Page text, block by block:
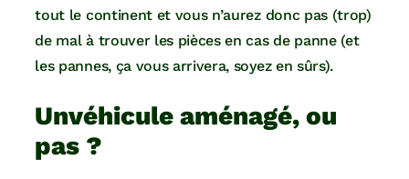
tout le continent et vous n’aurez donc pas (trop)
de mal à trouver les pièces en cas de panne (et
les pannes, ça vous arrivera, soyez en sûrs).
Unvéhicule aménagé, ou
pas ?